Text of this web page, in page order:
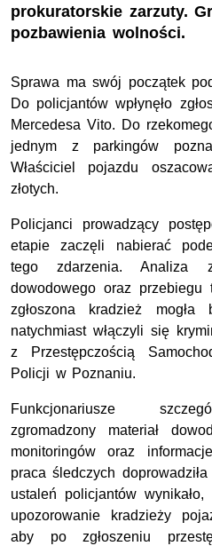
prokuratorskie zarzuty.
pozbawienia wolności.
Sprawa ma swój początek
Do policjantów wpłynęło
Mercedesa Vito. Do
jednym z parkingów
Właściciel pojazdu
złotych.
Policjanci prowadzący
etapie zaczęli nabierać
tego zdarzenia. Analiza
dowodowego oraz przebiegu
zgłoszona kradzież
natychmiast włączyli się
z Przestępczością
Policji w Poznaniu.
Funkcjonariusze
zgromadzony materiał
monitoringów oraz
praca śledczych
ustaleń policjantów
upozorowanie kradzieży
aby po zgłoszeniu